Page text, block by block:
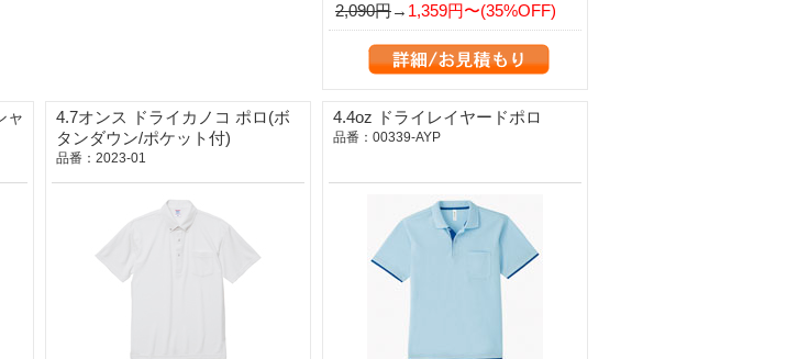
2,090円→ 1,359円〜(35%OFF)
ャ
4.7オンス ドライカノコ ポロ(ボ
タンダウン/ポケット付)
品番：2023-01
4.4oz ドライレイヤードポロ
品番：00339-AYP